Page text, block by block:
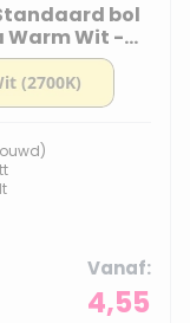
bol
Warm Wit -
Vanaf
4,55